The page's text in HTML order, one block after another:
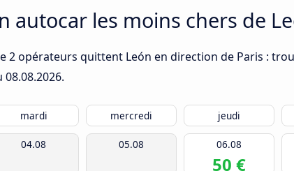
autocar les moins chers de
2 opérateurs quittent León en direction de Paris :
08.08.2026.
mardi mercredi jeudi
04.08 05.08 06.08
50 €